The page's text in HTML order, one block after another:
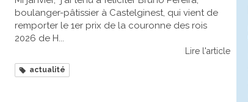
boulanger-pâtissier à Castelginest, qui vient de
remporter le 1er prix de la couronne des rois
2026 de H...
Lire l'article
actualité